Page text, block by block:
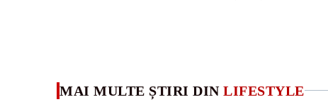
MAI MULTE ȘTIRI DIN LIFESTYLE